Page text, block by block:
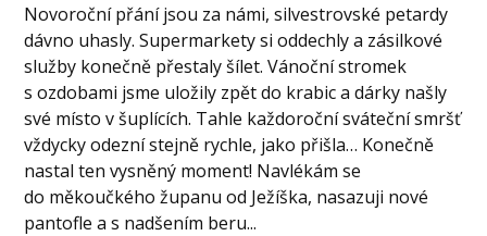
Novoroční přání jsou za námi, silvestrovské petardy
dávno uhasly. Supermarkety si oddechly a zásilkové
služby konečně přestaly šílet. Vánoční stromek
s ozdobami jsme uložily zpět do krabic a dárky našly
své místo v šuplících. Tahle každoroční sváteční smršť
vždycky odezní stejně rychle, jako přišla… Konečně
nastal ten vysněný moment! Navlékám se
do měkoučkého županu od Ježíška, nasazuji nové
pantofle a s nadšením beru...